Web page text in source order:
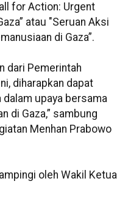
for Action: Urgent
atau "Seruan Aksi
di Gaza”.
dari Pemerintah
diharapkan dapat
upaya bersama
di Gaza,” sambung
Menhan Prabowo
oleh Wakil Ketua